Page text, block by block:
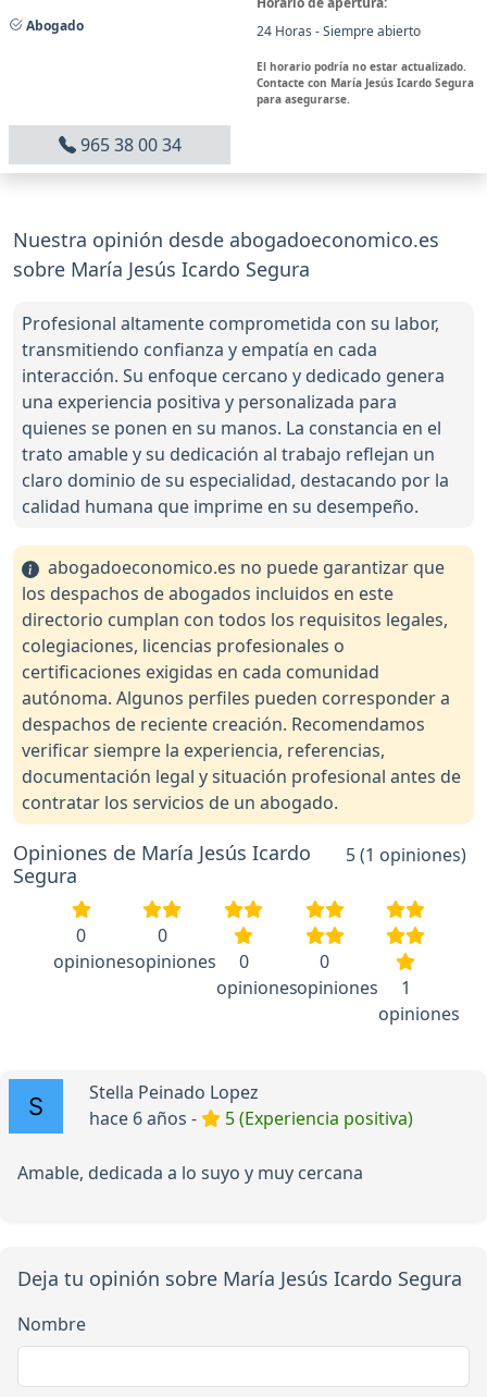
Abogado
24 Horas - Siempre abierto
El horario podría no estar actualizado.
Contacte con María Jesús Icardo Segura
para asegurarse.
965 38 00 34
Nuestra opinión desde abogadoeconomico.es
sobre María Jesús Icardo Segura
Profesional altamente comprometida con su labor,
transmitiendo confianza y empatía en cada
interacción. Su enfoque cercano y dedicado genera
una experiencia positiva y personalizada para
quienes se ponen en su manos. La constancia en el
trato amable y su dedicación al trabajo reflejan un
claro dominio de su especialidad, destacando por la
calidad humana que imprime en su desempeño.
abogadoeconomico.es no puede garantizar que
los despachos de abogados incluidos en este
directorio cumplan con todos los requisitos legales,
colegiaciones, licencias profesionales o
certificaciones exigidas en cada comunidad
autónoma. Algunos perfiles pueden corresponder a
despachos de reciente creación. Recomendamos
verificar siempre la experiencia, referencias,
documentación legal y situación profesional antes de
contratar los servicios de un abogado.
Opiniones de María Jesús Icardo
Segura
5 (1 opiniones)
0
opiniones
0
opiniones
0
opiniones
0
opiniones
1
opiniones
Stella Peinado Lopez
hace 6 años -
5 (Experiencia positiva)
Amable, dedicada a lo suyo y muy cercana
Deja tu opinión sobre María Jesús Icardo Segura
Nombre